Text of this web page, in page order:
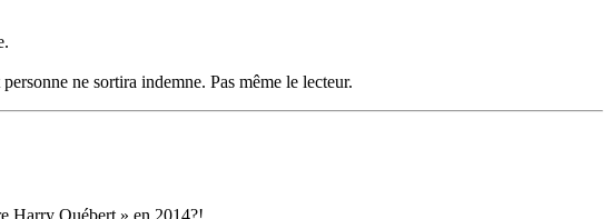
ne sortira indemne. Pas même le lecteur.